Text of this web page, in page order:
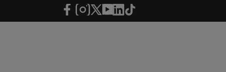
Saltar al contenido principal